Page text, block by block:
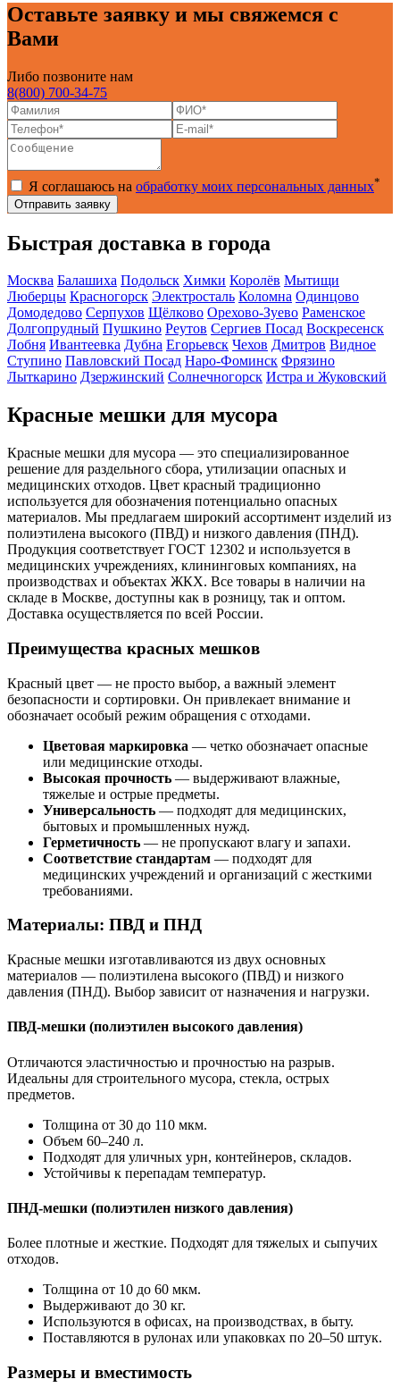
Оставьте заявку и мы свяжемся с
Вами
Либо позвоните нам
8(800) 700-34-75
Я соглашаюсь на обработку моих персональных данных*
Быстрая доставка в города
Москва Балашиха Подольск Химки Королёв Мытищи
Люберцы Красногорск Электросталь Коломна Одинцово
Домодедово Серпухов Щёлково Орехово-Зуево Раменское
Долгопрудный Пушкино Реутов Сергиев Посад Воскресенск
Лобня Ивантеевка Дубна Егорьевск Чехов Дмитров Видное
Ступино Павловский Посад Наро-Фоминск Фрязино
Лыткарино Дзержинский Солнечногорск Истра и Жуковский
Красные мешки для мусора
Красные мешки для мусора — это специализированное
решение для раздельного сбора, утилизации опасных и
медицинских отходов. Цвет красный традиционно
используется для обозначения потенциально опасных
материалов. Мы предлагаем широкий ассортимент изделий из
полиэтилена высокого (ПВД) и низкого давления (ПНД).
Продукция соответствует ГОСТ 12302 и используется в
медицинских учреждениях, клининговых компаниях, на
производствах и объектах ЖКХ. Все товары в наличии на
складе в Москве, доступны как в розницу, так и оптом.
Доставка осуществляется по всей России.
Преимущества красных мешков
Красный цвет — не просто выбор, а важный элемент
безопасности и сортировки. Он привлекает внимание и
обозначает особый режим обращения с отходами.
Цветовая маркировка — четко обозначает опасные
или медицинские отходы.
Высокая прочность — выдерживают влажные,
тяжелые и острые предметы.
Универсальность — подходят для медицинских,
бытовых и промышленных нужд.
Герметичность — не пропускают влагу и запахи.
Соответствие стандартам — подходят для
медицинских учреждений и организаций с жесткими
требованиями.
Материалы: ПВД и ПНД
Красные мешки изготавливаются из двух основных
материалов — полиэтилена высокого (ПВД) и низкого
давления (ПНД). Выбор зависит от назначения и нагрузки.
ПВД-мешки (полиэтилен высокого давления)
Отличаются эластичностью и прочностью на разрыв.
Идеальны для строительного мусора, стекла, острых
предметов.
Толщина от 30 до 110 мкм.
Объем 60–240 л.
Подходят для уличных урн, контейнеров, складов.
Устойчивы к перепадам температур.
ПНД-мешки (полиэтилен низкого давления)
Более плотные и жесткие. Подходят для тяжелых и сыпучих
отходов.
Толщина от 10 до 60 мкм.
Выдерживают до 30 кг.
Используются в офисах, на производствах, в быту.
Поставляются в рулонах или упаковках по 20–50 штук.
Размеры и вместимость